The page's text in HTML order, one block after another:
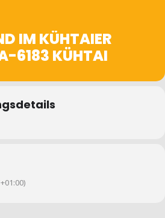
IM KÜHTAIER
6183 KÜHTAI